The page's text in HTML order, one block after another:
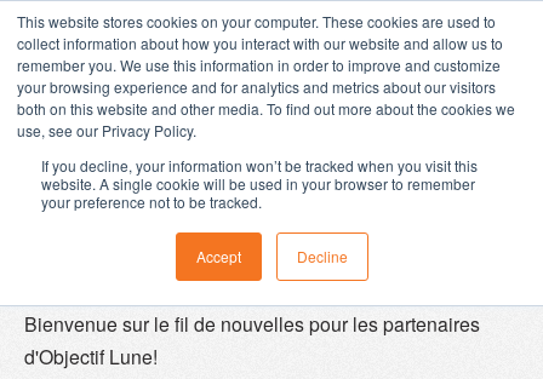
This website stores cookies on your computer. These cookies are used to
collect information about how you interact with our website and allow us to
remember you. We use this information in order to improve and customize
your browsing experience and for analytics and metrics about our visitors
both on this website and other media. To find out more about the cookies we
use, see our Privacy Policy.
If you decline, your information won’t be tracked when you visit this
website. A single cookie will be used in your browser to remember
your preference not to be tracked.
Accept Decline
Objectif Lune est acquis par Upland Software En savoir plus
Nous utilisons des témoins de connexion (cookies) sur notre
site web. Pour en apprendre plus sur ce que nous faisons
avec ces témoins, veuillez consulter notrepolitique de
confidentialité.
Accepter
NOUVELLES
Bienvenue sur le fil de nouvelles pour les partenaires
d'Objectif Lune!